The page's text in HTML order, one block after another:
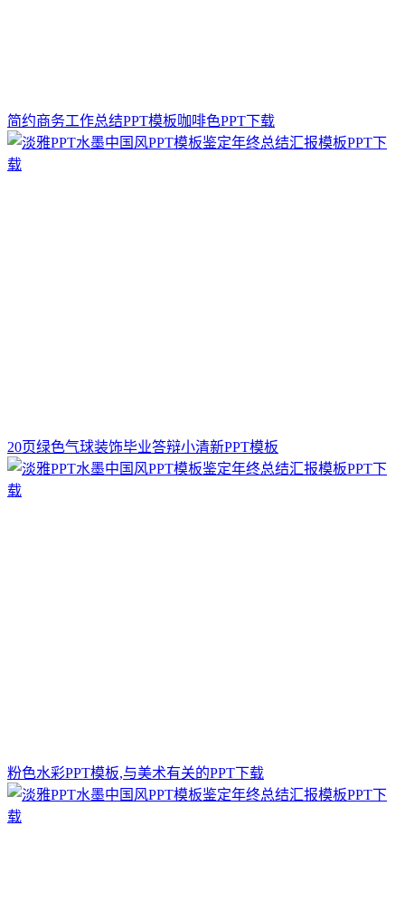
简约商务工作总结PPT模板咖啡色PPT下载
20页绿色气球装饰毕业答辩小清新PPT模板
粉色水彩PPT模板,与美术有关的PPT下载